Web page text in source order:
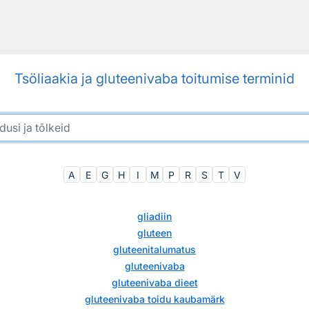
Tsöliaakia ja gluteenivaba toitumise terminid
A E G H I M P R S T V
gliadiin
gluteen
gluteenitalumatus
gluteenivaba
gluteenivaba dieet
gluteenivaba toidu kaubamärk